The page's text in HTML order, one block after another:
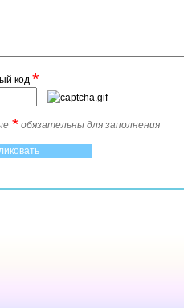
код *
* обязательны для заполнения